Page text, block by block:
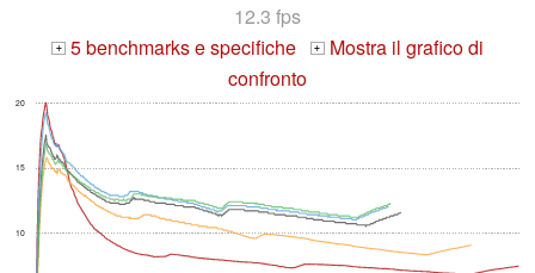
12.3 fps
+ 5 benchmarks e specifiche + Mostra il grafico di
confronto
10
15
20